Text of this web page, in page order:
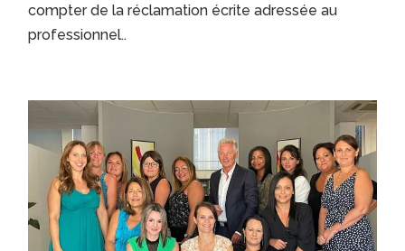
compter de la réclamation écrite adressée au
professionnel..